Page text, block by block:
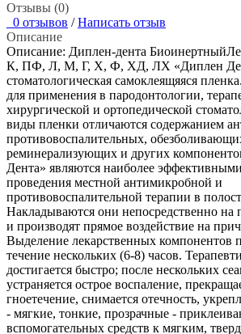
Отзывы (0)
0 отзывов / Написать отзыв
Описание
Описание: Диплен-дента
К, ПФ, Л, М, Г, Х, Ф, ХД, ЛХ «Диплен
стоматологическая самоклеящяяся
для применения в пародонтологии,
хирургической и ортопедической
виды пленки отличаются содержанием
противовоспалительных,
реминерализующих и других
Дента» являются наиболее
проведения местной антимикробной и
противовоспалительной терапии в
Накладываются они непосредственно на
и производят прямое воздействие на
Выделение лекарственных компонентов
течение нескольких (6-8) часов.
достигается быстро; после нескольких
устраняется острое воспаление,
гноетечение, снимается отечность,
- мягкие, тонкие, прозрачные -
вспомогательных средств к мягким,